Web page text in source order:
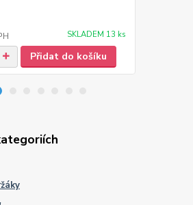
SKLADEM 13 ks
Přidat do košíku